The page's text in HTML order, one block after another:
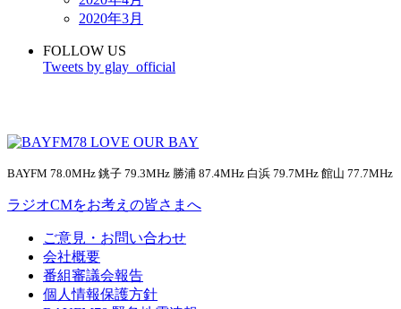
2020年3月
FOLLOW US
Tweets by glay_official
BAYFM 78.0MHz 銚子 79.3MHz 勝浦 87.4MHz 白浜 79.7MHz 館山 77.7MHz
ラジオCMをお考えの皆さまへ
ご意見・お問い合わせ
会社概要
番組審議会報告
個人情報保護方針